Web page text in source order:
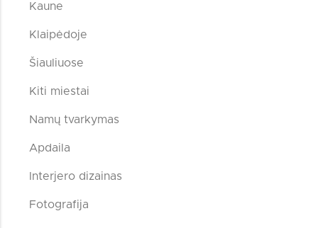
Kaune
Klaipėdoje
Šiauliuose
Kiti miestai
Namų tvarkymas
Apdaila
Interjero dizainas
Fotografija